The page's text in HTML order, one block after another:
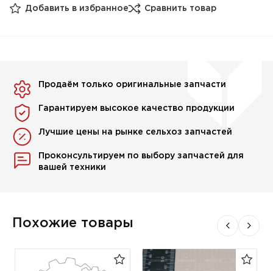
Добавить в избранное Сравнить товар
Продаём только оригинальные запчасти
Гарантируем высокое качество продукции
Лучшие цены на рынке сельхоз запчастей
Проконсультируем по выбору запчастей для
вашей техники
Похожие товары